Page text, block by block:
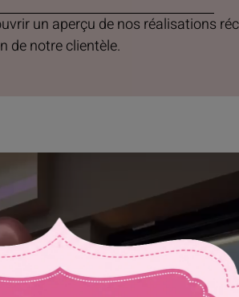
un aperçu de nos réalisations
de notre clientèle.